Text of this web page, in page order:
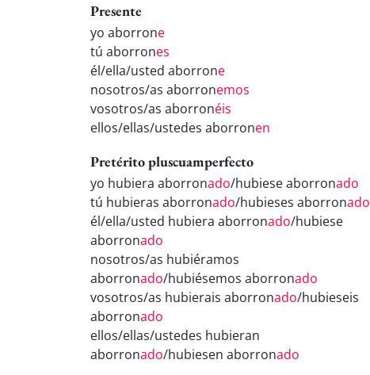
Presente
yo aborrone
tú aborrones
él/ella/usted aborrone
nosotros/as aborronemos
vosotros/as aborronéis
ellos/ellas/ustedes aborronen
Pretérito pluscuamperfecto
yo hubiera aborronado/hubiese aborronado
tú hubieras aborronado/hubieses aborronado
él/ella/usted hubiera aborronado/hubiese
aborronado
nosotros/as hubiéramos
aborronado/hubiésemos aborronado
vosotros/as hubierais aborronado/hubieseis
aborronado
ellos/ellas/ustedes hubieran
aborronado/hubiesen aborronado